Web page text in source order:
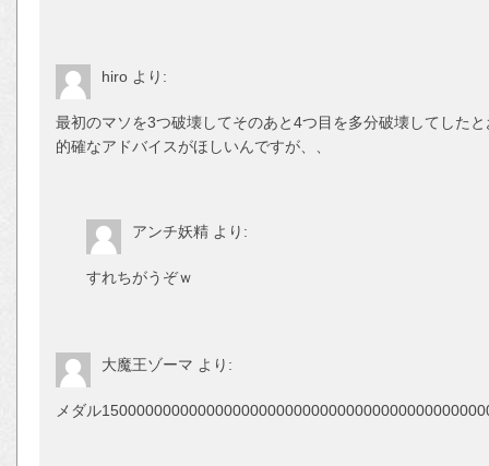
hiro より:
最初のマソを3つ破壊してそのあと4つ目を多分破壊してした
的確なアドバイスがほしいんですが、、
アンチ妖精 より:
すれちがうぞｗ
大魔王ゾーマ より:
メダル